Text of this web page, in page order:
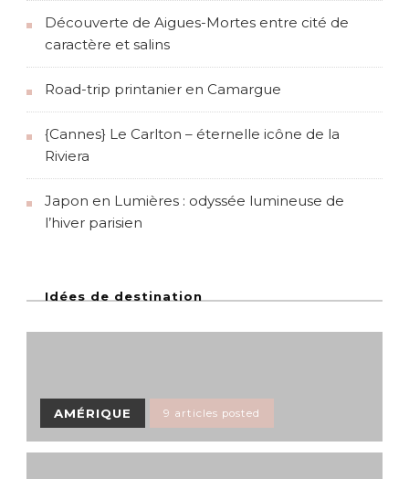
Découverte de Aigues-Mortes entre cité de
caractère et salins
Road-trip printanier en Camargue
{Cannes} Le Carlton – éternelle icône de la
Riviera
Japon en Lumières : odyssée lumineuse de
l’hiver parisien
Idées de destination
AMÉRIQUE 9 articles posted